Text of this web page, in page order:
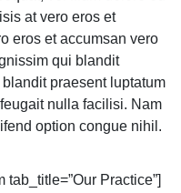
at vero eros et
eros et accumsan vero
qui blandit
praesent luptatum
nulla facilisi. Nam
option congue nihil.
Practice”]